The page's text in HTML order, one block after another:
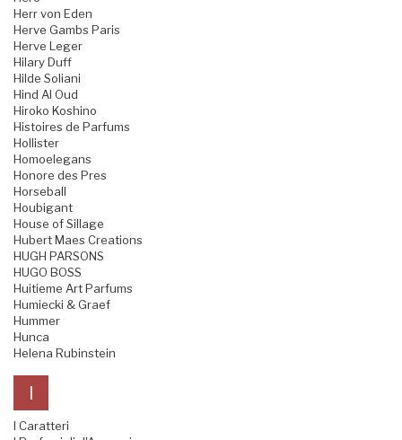
Herr von Eden
Herve Gambs Paris
Herve Leger
Hilary Duff
Hilde Soliani
Hind Al Oud
Hiroko Koshino
Histoires de Parfums
Hollister
Homoelegans
Honore des Pres
Horseball
Houbigant
House of Sillage
Hubert Maes Creations
HUGH PARSONS
HUGO BOSS
Huitieme Art Parfums
Humiecki & Graef
Hummer
Hunca
Helena Rubinstein
I
I Caratteri